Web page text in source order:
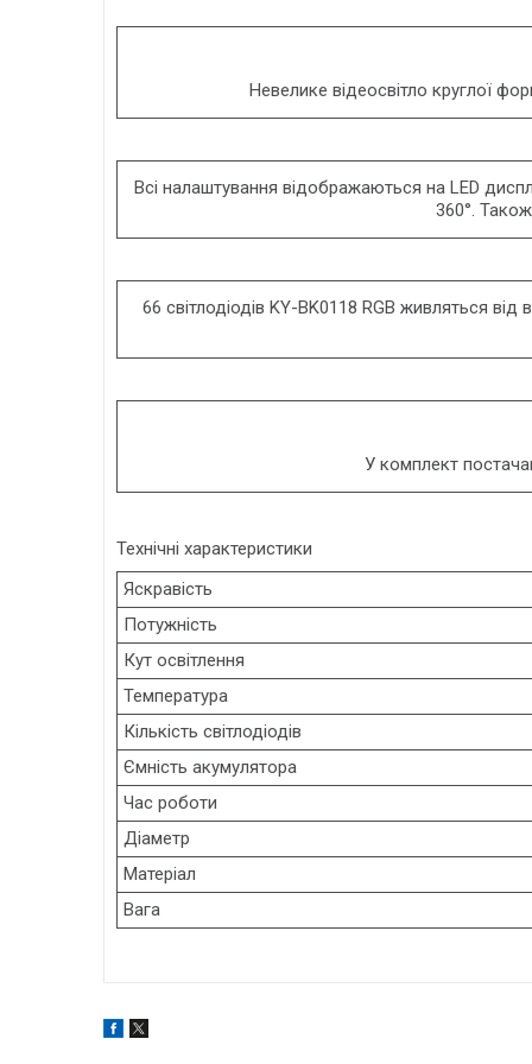
Невелике відеосвітло круглої
Всі налаштування відображаються на LED
360°.
66 світлодіодів KY-BK0118 RGB живляться
У комплект
Технічні характеристики
Яскравість
Потужність
Кут освітлення
Температура
Кількість світлодіодів
Ємність акумулятора
Час роботи
Діаметр
Матеріал
Вага